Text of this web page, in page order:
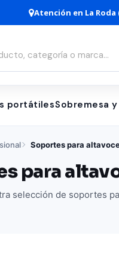
Atención en La Roda
portátilesSobremesa
Soportes para
para
selección de soportes